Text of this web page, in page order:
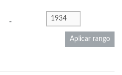
-
Aplicar rango